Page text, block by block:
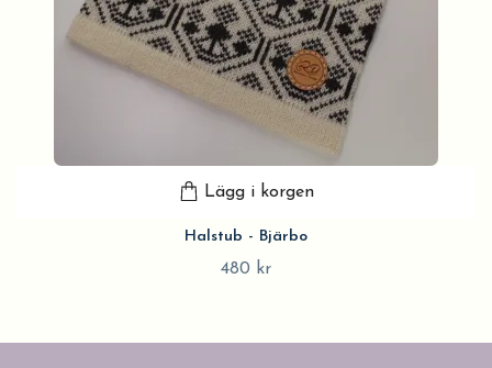
Lägg i korgen
Halstub - Bjärbo
480 kr